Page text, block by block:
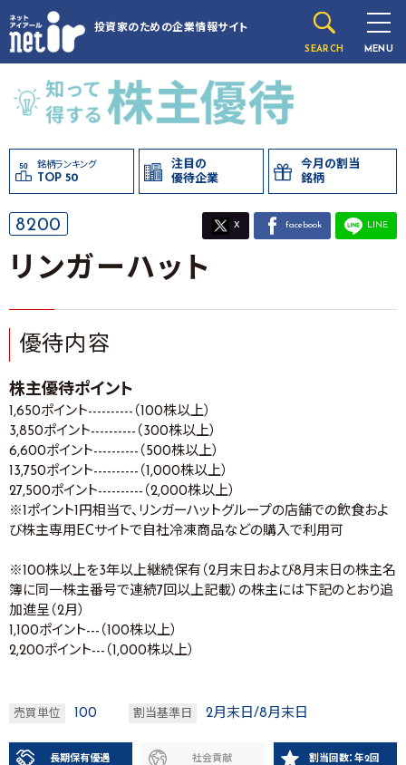
投資家のための企業情報サイト
SEARCH MENU
銘柄ランキング
TOP 50
注目の
優待企業
今月の割当
銘柄
8200 X facebook LINE
リンガーハット
優待内容
株主優待ポイント
1,650ポイント----------（100株以上）
3,850ポイント----------（300株以上）
6,600ポイント----------（500株以上）
13,750ポイント----------（1,000株以上）
27,500ポイント----------（2,000株以上）
※1ポイント1円相当で、リンガーハットグループの店舗での飲食およ
び株主専用ECサイトで自社冷凍商品などの購入で利用可
※100株以上を3年以上継続保有（2月末日および8月末日の株主名
簿に同一株主番号で連続7回以上記載）の株主には下記のとおり追
加進呈（2月）
1,100ポイント---（100株以上）
2,200ポイント---（1,000株以上）
売買単位 100 割当基準日 2月末日/8月末日
長期保有優遇 社会貢献 割当回数：年2回